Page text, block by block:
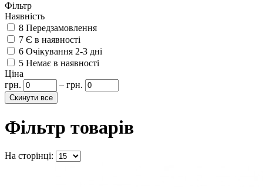
Фільтр
Наявність
8 Передзамовлення
7 Є в наявності
6 Очікування 2-3 дні
5 Немає в наявності
Ціна
грн.
– грн.
Фільтр товарів
На сторінці: